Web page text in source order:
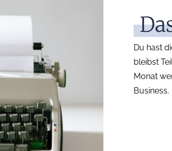
Du hast
bleibst
Monat
Business.